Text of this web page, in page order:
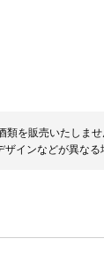
を販売いたしませ
インなどが異なる